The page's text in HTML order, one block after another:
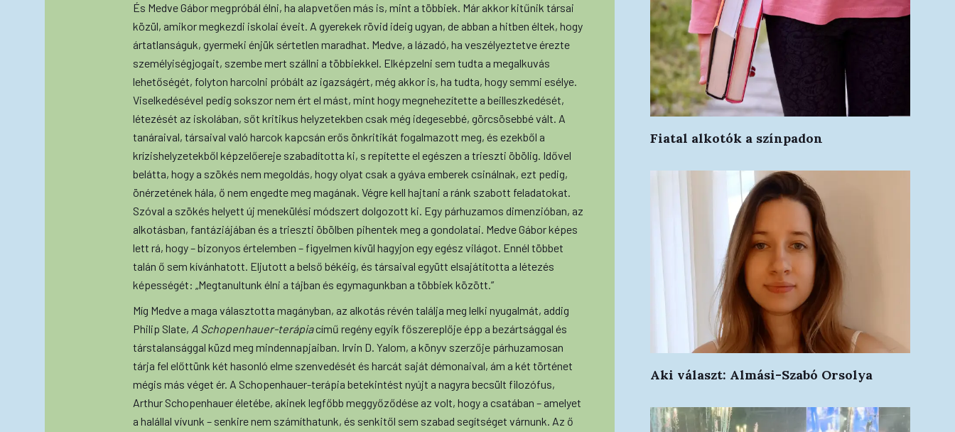
És Medve Gábor megpróbál élni, ha alapvetően más is, mint a többiek. Már akkor kitűnik társai
közül, amikor megkezdi iskolai éveit. A gyerekek rövid ideig ugyan, de abban a hitben éltek, hogy
ártatlanságuk, gyermeki énjük sértetlen maradhat. Medve, a lázadó, ha veszélyeztetve érezte
személyiségjogait, szembe mert szállni a többiekkel. Elképzelni sem tudta a megalkuvás
lehetőségét, folyton harcolni próbált az igazságért, még akkor is, ha tudta, hogy semmi esélye.
Viselkedésével pedig sokszor nem ért el mást, mint hogy megnehezítette a beilleszkedését,
létezését az iskolában, sőt kritikus helyzetekben csak még idegesebbé, görcsösebbé vált. A
tanáraival, társaival való harcok kapcsán erős önkritikát fogalmazott meg, és ezekből a
krízishelyzetekből képzelőereje szabadította ki, s repítette el egészen a trieszti öbölig. Idővel
belátta, hogy a szökés nem megoldás, hogy olyat csak a gyáva emberek csinálnak, ezt pedig,
önérzetének hála, ő nem engedte meg magának. Végre kell hajtani a ránk szabott feladatokat.
Szóval a szökés helyett új menekülési módszert dolgozott ki. Egy párhuzamos dimenzióban, az
alkotásban, fantáziájában és a trieszti öbölben pihentek meg a gondolatai. Medve Gábor képes
lett rá, hogy – bizonyos értelemben – figyelmen kívül hagyjon egy egész világot. Ennél többet
talán ő sem kívánhatott. Eljutott a belső békéig, és társaival együtt elsajátította a létezés
képességét: „Megtanultunk élni a tájban és egymagunkban a többiek között.”
Míg Medve a maga választotta magányban, az alkotás révén találja meg lelki nyugalmát, addig
Philip Slate, A Schopenhauer-terápiacímű regény egyik főszereplője épp a bezártsággal és
társtalansággal küzd meg mindennapjaiban. Irvin D. Yalom, a könyv szerzője párhuzamosan
tárja fel előttünk két hasonló elme szenvedését és harcát saját démonaival, ám a két történet
mégis más véget ér. A Schopenhauer-terápia betekintést nyújt a nagyra becsült filozófus,
Arthur Schopenhauer életébe, akinek legfőbb meggyőződése az volt, hogy a csatában – amelyet
a halállal vívunk – senkire nem számíthatunk, és senkitől sem szabad segítséget várnunk. Az ő
Fiatal alkotók a színpadon
Aki választ: Almási-Szabó Orsolya